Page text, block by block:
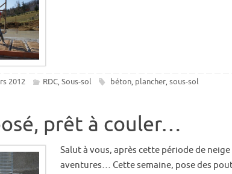
2012 RDC, Sous-sol béton, plancher, sous-sol
prêt à couler…
Salut à vous, après cette période de
aventures… Cette semaine, pose des